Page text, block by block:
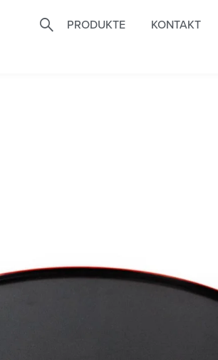
PRODUKTE KONTAKT